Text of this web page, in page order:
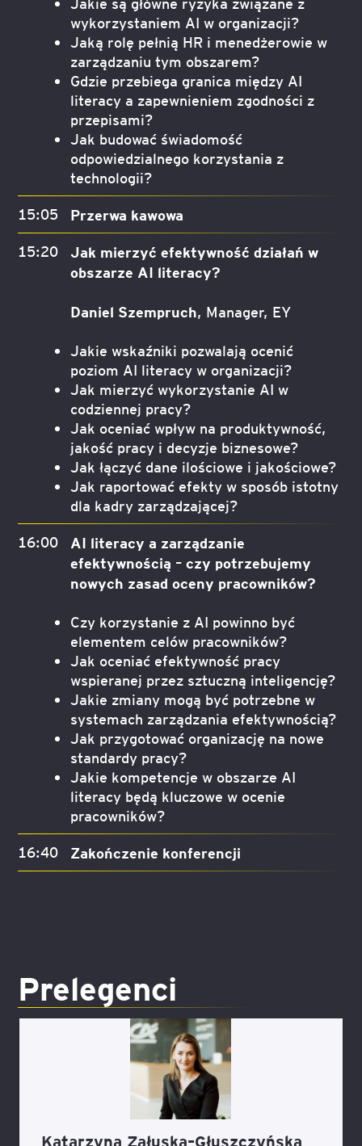
wykorzystaniem AI w organizacji?
Jaką rolę pełnią HR i menedżerowie w
zarządzaniu tym obszarem?
Gdzie przebiega granica między AI
literacy a zapewnieniem zgodności z
przepisami?
Jak budować świadomość
odpowiedzialnego korzystania z
technologii?
15:05
Przerwa kawowa
15:20
Jak mierzyć efektywność działań w
obszarze AI literacy?
Daniel Szempruch, Manager, EY
Jakie wskaźniki pozwalają ocenić
poziom AI literacy w organizacji?
Jak mierzyć wykorzystanie AI w
codziennej pracy?
Jak oceniać wpływ na produktywność,
jakość pracy i decyzje biznesowe?
Jak łączyć dane ilościowe i jakościowe?
Jak raportować efekty w sposób istotny
dla kadry zarządzającej?
16:00
AI literacy a zarządzanie
efektywnością – czy potrzebujemy
nowych zasad oceny pracowników?
Czy korzystanie z AI powinno być
elementem celów pracowników?
Jak oceniać efektywność pracy
wspieranej przez sztuczną inteligencję?
Jakie zmiany mogą być potrzebne w
systemach zarządzania efektywnością?
Jak przygotować organizację na nowe
standardy pracy?
Jakie kompetencje w obszarze AI
literacy będą kluczowe w ocenie
pracowników?
16:40
Zakończenie konferencji
Prelegenci
Katarzyna Załuska–Głuszczyńska